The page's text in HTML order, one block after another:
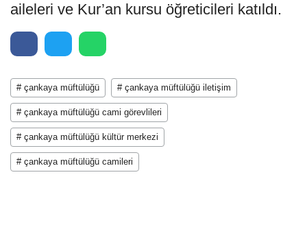
aileleri ve Kur’an kursu öğreticileri katıldı.
# çankaya müftülüğü # çankaya müftülüğü iletişim
# çankaya müftülüğü cami görevlileri
# çankaya müftülüğü kültür merkezi
# çankaya müftülüğü camileri